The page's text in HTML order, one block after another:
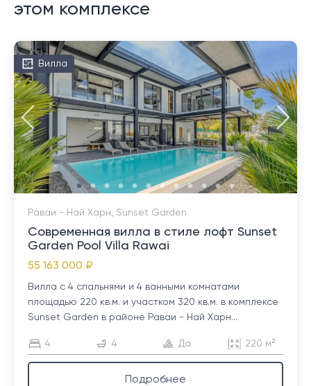
этом комплексе
Вилла
Раваи - Най Харн, Sunset Garden
Современная вилла в стиле лофт Sunset
Garden Pool Villa Rawai
55 163 000 ₽
Вилла с 4 спальнями и 4 ванными комнатами
площадью 220 кв.м. и участком 320 кв.м. в комплексе
Sunset Garden в районе Раваи - Най Харн...
4 4 Да 220 м²
Подробнее